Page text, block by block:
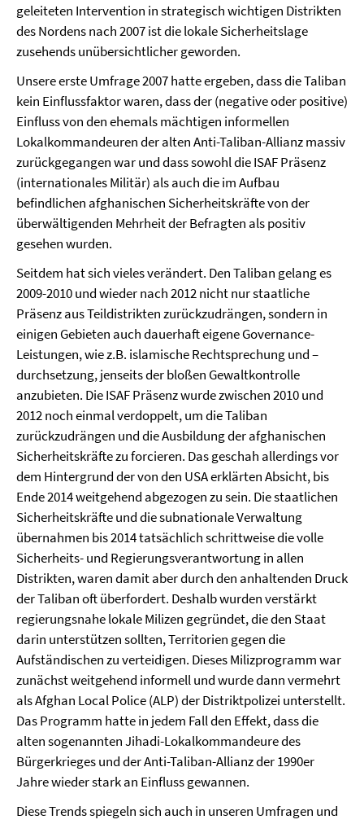
geleiteten Intervention in strategisch wichtigen Distrikten
des Nordens nach 2007 ist die lokale Sicherheitslage
zusehends unübersichtlicher geworden.
Unsere erste Umfrage 2007 hatte ergeben, dass die Taliban
kein Einflussfaktor waren, dass der (negative oder positive)
Einfluss von den ehemals mächtigen informellen
Lokalkommandeuren der alten Anti-Taliban-Allianz massiv
zurückgegangen war und dass sowohl die ISAF Präsenz
(internationales Militär) als auch die im Aufbau
befindlichen afghanischen Sicherheitskräfte von der
überwältigenden Mehrheit der Befragten als positiv
gesehen wurden.
Seitdem hat sich vieles verändert. Den Taliban gelang es
2009-2010 und wieder nach 2012 nicht nur staatliche
Präsenz aus Teildistrikten zurückzudrängen, sondern in
einigen Gebieten auch dauerhaft eigene Governance-
Leistungen, wie z.B. islamische Rechtsprechung und –
durchsetzung, jenseits der bloßen Gewaltkontrolle
anzubieten. Die ISAF Präsenz wurde zwischen 2010 und
2012 noch einmal verdoppelt, um die Taliban
zurückzudrängen und die Ausbildung der afghanischen
Sicherheitskräfte zu forcieren. Das geschah allerdings vor
dem Hintergrund der von den USA erklärten Absicht, bis
Ende 2014 weitgehend abgezogen zu sein. Die staatlichen
Sicherheitskräfte und die subnationale Verwaltung
übernahmen bis 2014 tatsächlich schrittweise die volle
Sicherheits- und Regierungsverantwortung in allen
Distrikten, waren damit aber durch den anhaltenden Druck
der Taliban oft überfordert. Deshalb wurden verstärkt
regierungsnahe lokale Milizen gegründet, die den Staat
darin unterstützen sollten, Territorien gegen die
Aufständischen zu verteidigen. Dieses Milizprogramm war
zunächst weitgehend informell und wurde dann vermehrt
als Afghan Local Police (ALP) der Distriktpolizei unterstellt.
Das Programm hatte in jedem Fall den Effekt, dass die
alten sogenannten Jihadi-Lokalkommandeure des
Bürgerkrieges und der Anti-Taliban-Allianz der 1990er
Jahre wieder stark an Einfluss gewannen.
Diese Trends spiegeln sich auch in unseren Umfragen und